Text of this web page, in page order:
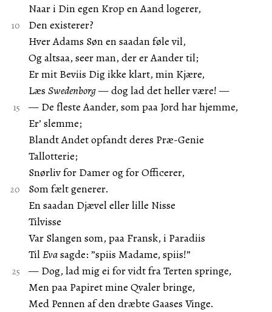
Naar i Din egen Krop en Aand logerer,
Den existerer?
Hver Adams Søn en saadan føle vil,
Og altsaa, seer man, der er Aander til;
Er mit Beviis Dig ikke klart, min Kjære,
Læs Swedenborg— dog lad det heller være! —
— De fleste Aander, som paa Jord har hjemme,
Er’ slemme;
Blandt Andet opfandt deres Præ-Genie
Tallotterie;
Snørliv for Damer og for Officerer,
Som fælt generer.
En saadan Djævel eller lille Nisse
Tilvisse
Var Slangen som, paa Fransk, i Paradiis
TilEvasagde: ”spiis Madame, spiis!”
— Dog, lad mig ei for vidt fra Terten springe,
Men paa Papiret mine Qvaler bringe,
Med Pennen af den dræbte Gaases Vinge.